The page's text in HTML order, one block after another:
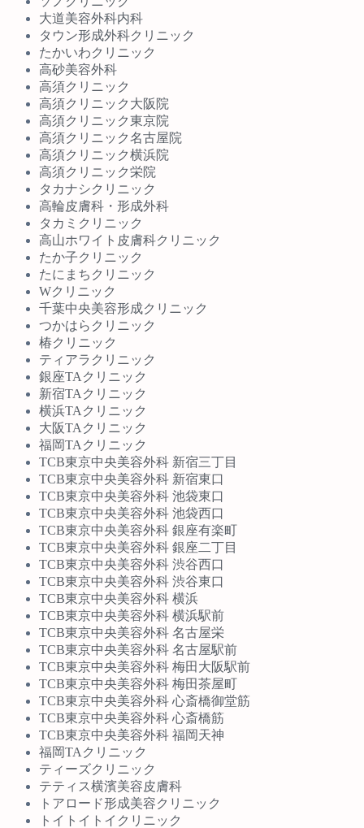
大道美容外科内科
タウン形成外科クリニック
たかいわクリニック
高砂美容外科
高須クリニック
高須クリニック大阪院
高須クリニック東京院
高須クリニック名古屋院
高須クリニック横浜院
高須クリニック栄院
タカナシクリニック
高輪皮膚科・形成外科
タカミクリニック
高山ホワイト皮膚科クリニック
たか子クリニック
たにまちクリニック
Wクリニック
千葉中央美容形成クリニック
つかはらクリニック
椿クリニック
ティアラクリニック
銀座TAクリニック
新宿TAクリニック
横浜TAクリニック
大阪TAクリニック
福岡TAクリニック
TCB東京中央美容外科 新宿三丁目
TCB東京中央美容外科 新宿東口
TCB東京中央美容外科 池袋東口
TCB東京中央美容外科 池袋西口
TCB東京中央美容外科 銀座有楽町
TCB東京中央美容外科 銀座二丁目
TCB東京中央美容外科 渋谷西口
TCB東京中央美容外科 渋谷東口
TCB東京中央美容外科 横浜
TCB東京中央美容外科 横浜駅前
TCB東京中央美容外科 名古屋栄
TCB東京中央美容外科 名古屋駅前
TCB東京中央美容外科 梅田大阪駅前
TCB東京中央美容外科 梅田茶屋町
TCB東京中央美容外科 心斎橋御堂筋
TCB東京中央美容外科 心斎橋筋
TCB東京中央美容外科 福岡天神
福岡TAクリニック
ティーズクリニック
テティス横濱美容皮膚科
トアロード形成美容クリニック
トイトイトイクリニック